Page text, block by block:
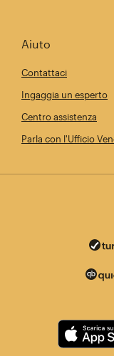
Aiuto
Contattaci
Ingaggia un esperto
Centro assistenza
Parla con l'Ufficio